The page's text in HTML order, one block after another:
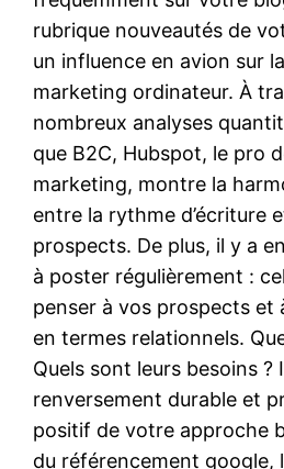
rubrique nouveautés de
un influence en avion sur
marketing ordinateur. À
nombreux analyses
que B2C, Hubspot, le pro
marketing, montre la
entre la rythme d’écriture
prospects. De plus, il y a
à poster régulièrement :
penser à vos prospects et
en termes relationnels.
Quels sont leurs besoins ?
renversement durable et
positif de votre approche
du référencement google,